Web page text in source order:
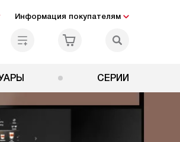
Информация покупателям
СЕРИИ